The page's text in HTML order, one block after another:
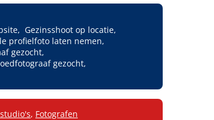
Gezinsshoot op locatie
profielfoto laten nemen
gezocht
gezocht
, Fotografen